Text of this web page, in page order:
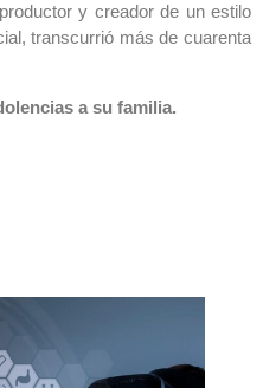
y creador de un estilo
transcurrió más de cuarenta
a su familia.